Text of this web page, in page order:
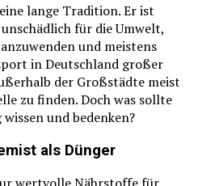
lange Tradition. Er ist
für die Umwelt,
und meistens
in Deutschland großer
der Großstädte meist
zu finden. Doch was sollte
und bedenken?
als Dünger